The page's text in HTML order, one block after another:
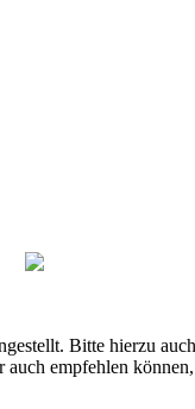
Bitte hierzu
empfehlen